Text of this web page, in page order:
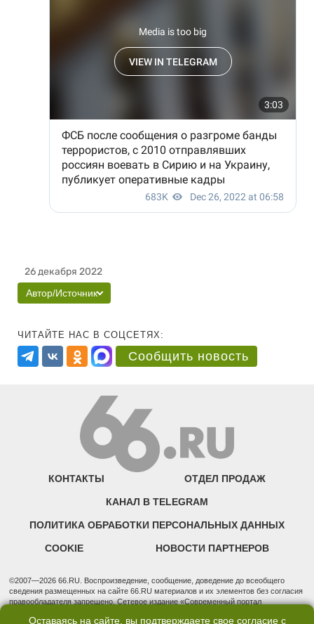
26 декабря 2022
Автор/Источник
ЧИТАЙТЕ НАС В СОЦСЕТЯХ:
Сообщить новость
КОНТАКТЫ ОТДЕЛ ПРОДАЖ
КАНАЛ В TELEGRAM
ПОЛИТИКА ОБРАБОТКИ ПЕРСОНАЛЬНЫХ ДАННЫХ
COOKIE НОВОСТИ ПАРТНЕРОВ
©2007—2026 66.RU. Воспроизведение, сообщение, доведение до всеобщего
сведения размещенных на сайте 66.RU материалов и их элементов без согласия
правообладателя запрещено. Сетевое издание «Современный портал
Оставаясь на сайте, вы подтверждаете свое согласие с